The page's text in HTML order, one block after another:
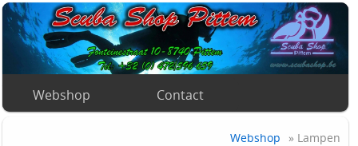
Webshop Contact
Webshop » Lampen